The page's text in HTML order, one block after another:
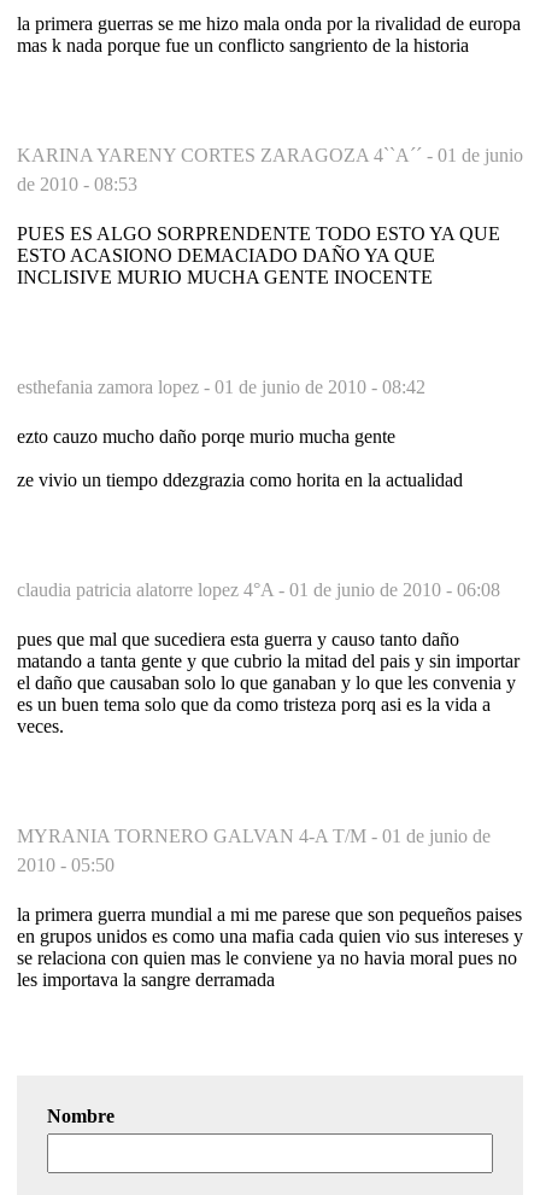
la primera guerras se me hizo mala onda por la rivalidad de europa
mas k nada porque fue un conflicto sangriento de la historia
KARINA YARENY CORTES ZARAGOZA 4``A´´ - 01 de junio
de 2010 - 08:53
PUES ES ALGO SORPRENDENTE TODO ESTO YA QUE
ESTO ACASIONO DEMACIADO DAÑO YA QUE
INCLISIVE MURIO MUCHA GENTE INOCENTE
esthefania zamora lopez - 01 de junio de 2010 - 08:42
ezto cauzo mucho daño porqe murio mucha gente
ze vivio un tiempo ddezgrazia como horita en la actualidad
claudia patricia alatorre lopez 4°A - 01 de junio de 2010 - 06:08
pues que mal que sucediera esta guerra y causo tanto daño
matando a tanta gente y que cubrio la mitad del pais y sin importar
el daño que causaban solo lo que ganaban y lo que les convenia y
es un buen tema solo que da como tristeza porq asi es la vida a
veces.
MYRANIA TORNERO GALVAN 4-A T/M - 01 de junio de
2010 - 05:50
la primera guerra mundial a mi me parese que son pequeños paises
en grupos unidos es como una mafia cada quien vio sus intereses y
se relaciona con quien mas le conviene ya no havia moral pues no
les importava la sangre derramada
Nombre